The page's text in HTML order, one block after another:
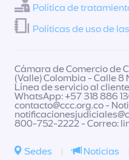
Política de
Políticas de uso de
Cámara de Comercio de
(Valle) Colombia - Calle 8
Línea de servicio al
WhatsApp: +57 318 886
contacto@ccc.org.co-
800-752-2222 - Correo:
Sedes | Noticias